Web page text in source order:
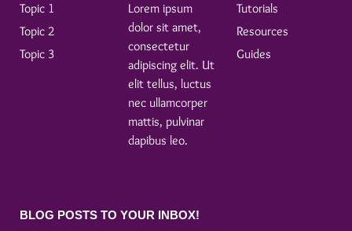
Topic 1
Topic 2
Topic 3
Lorem ipsum
dolor sit amet,
consectetur
adipiscing elit. Ut
elit tellus, luctus
nec ullamcorper
mattis, pulvinar
dapibus leo.
Tutorials
Resources
Guides
BLOG POSTS TO YOUR INBOX!